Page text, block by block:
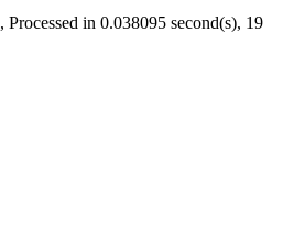
, Processed in 0.038095 second(s), 19